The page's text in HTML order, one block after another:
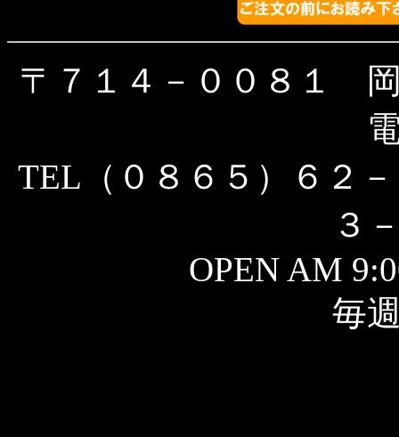
〒７１４－００８１
TEL（０８６５）６２
３
OPEN AM
毎